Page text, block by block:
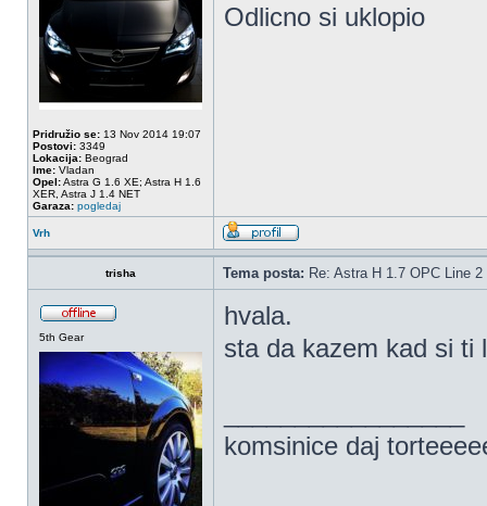
Pridružio se: 13 Nov 2014 19:07
Postovi: 3349
Lokacija: Beograd
Ime: Vladan
Opel:Astra G 1.6 XE; Astra H 1.6
XER, Astra J 1.4 NET
Garaza: pogledaj
Odlicno si uklopio
Vrh
trisha Tema posta: Re: Astra H 1.7 OPC Line 2
5th Gear
hvala.
sta da kazem kad si ti
komsinice daj